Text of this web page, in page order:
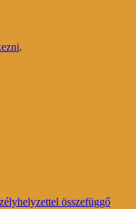
.
összefüggő